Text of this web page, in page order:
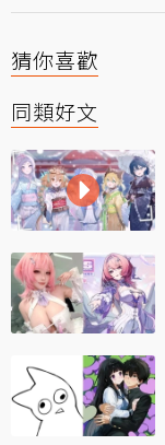
猜你喜歡
同類好文